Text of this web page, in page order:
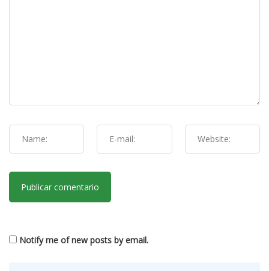
Notify me of new posts by email.